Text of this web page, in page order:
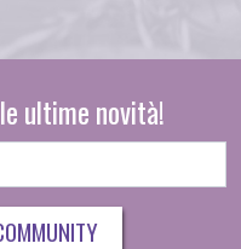
ultime novità!